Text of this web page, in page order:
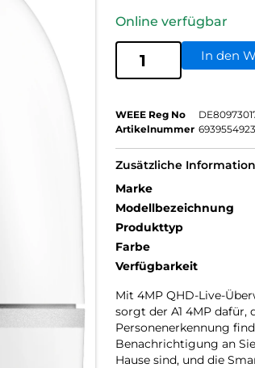
Online verfügbar
In den
WEEE Reg No
Artikelnummer
Zusätzliche
Marke
Modellbezeichnung
Produkttyp
Farbe
Verfügbarkeit
Mit 4MP QHD-Live-
sorgt der A1 4MP dafür,
Personenerkennung
Benachrichtigung an
Hause sind, und die